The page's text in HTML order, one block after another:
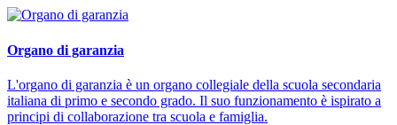
Organo di garanzia
L'organo di garanzia è un organo collegiale della scuola secondaria
italiana di primo e secondo grado. Il suo funzionamento è ispirato a
principi di collaborazione tra scuola e famiglia.